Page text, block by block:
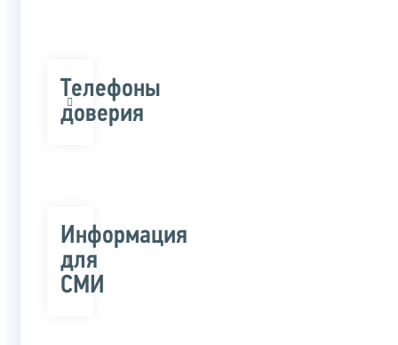
Телефоны
доверия
Информация
для
СМИ